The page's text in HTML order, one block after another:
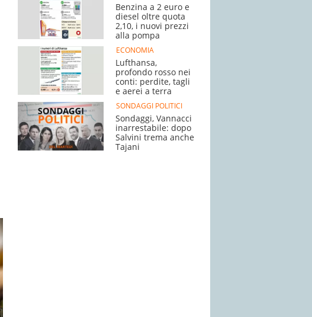
Benzina a 2 euro e
diesel oltre quota
2,10, i nuovi prezzi
alla pompa
ECONOMIA
Lufthansa,
profondo rosso nei
conti: perdite, tagli
e aerei a terra
SONDAGGI POLITICI
Sondaggi, Vannacci
inarrestabile: dopo
Salvini trema anche
Tajani